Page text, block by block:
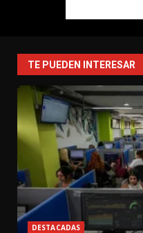
TE PUEDEN INTERESAR
DESTACADAS